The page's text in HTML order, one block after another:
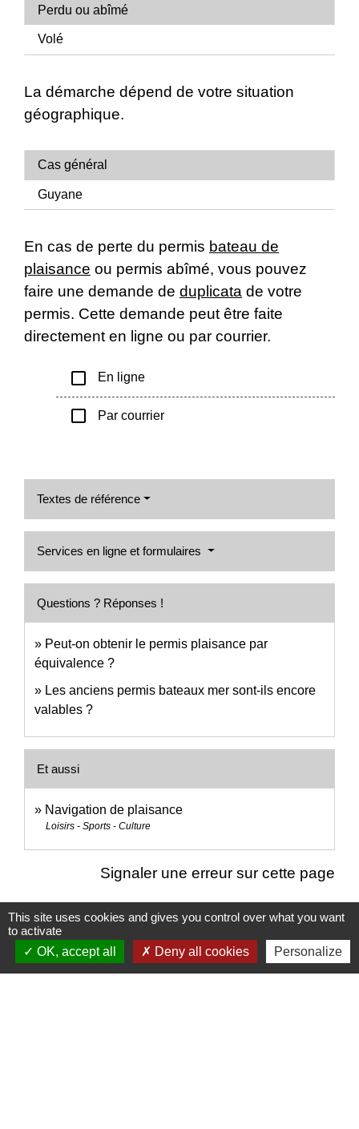
Perdu ou abîmé
Volé
La démarche dépend de votre situation
géographique.
Cas général
Guyane
En cas de perte du permis bateau de
plaisance ou permis abîmé, vous pouvez
faire une demande de duplicata de votre
permis. Cette demande peut être faite
directement en ligne ou par courrier.
check_box_outline_blank En ligne
check_box_outline_blank Par courrier
Textes de référence
Services en ligne et formulaires
Questions ? Réponses !
Peut-on obtenir le permis plaisance par
équivalence ?
Les anciens permis bateaux mer sont-ils encore
valables ?
Et aussi
Navigation de plaisance
Loisirs - Sports - Culture
Signaler une erreur sur cette page
Nous contacter
This site uses cookies and gives you control over what you want
to activate
OK, accept all
Deny all cookies Personalize